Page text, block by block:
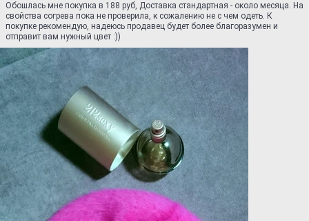
Обошлась мне покупка в 188 руб, Доставка стандартная - около месяца. На
свойства согрева пока не проверила, к сожалению не с чем одеть. К
покупке рекомендую, надеюсь продавец будет более благоразумен и
отправит вам нужный цвет :))